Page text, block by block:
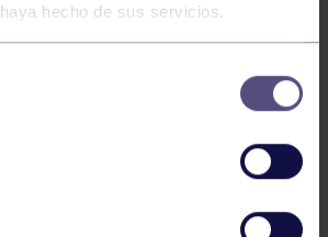
hecho de sus servicios.
DE ASTURIAS SUB23 Y